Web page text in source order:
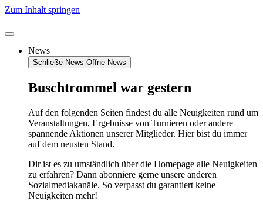
Zum Inhalt springen
News
Schließe News Öffne News
Buschtrommel war gestern
Auf den folgenden Seiten findest du alle Neuigkeiten rund um
Veranstaltungen, Ergebnisse von Turnieren oder andere
spannende Aktionen unserer Mitglieder. Hier bist du immer
auf dem neusten Stand.
Dir ist es zu umständlich über die Homepage alle Neuigkeiten
zu erfahren? Dann abonniere gerne unsere anderen
Sozialmediakanäle. So verpasst du garantiert keine
Neuigkeiten mehr!